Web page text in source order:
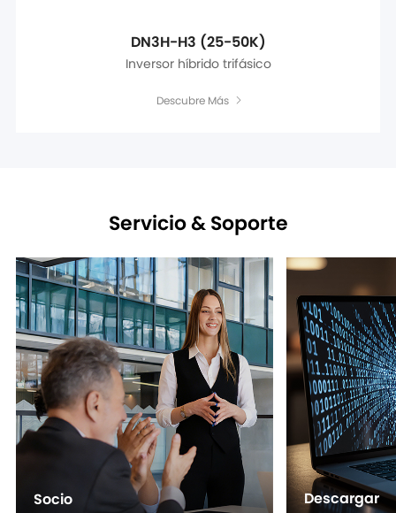
DN3H-H3 (25-50K)
Inversor híbrido trifásico
Descubre Más
Servicio & Soporte
Socio Descargar